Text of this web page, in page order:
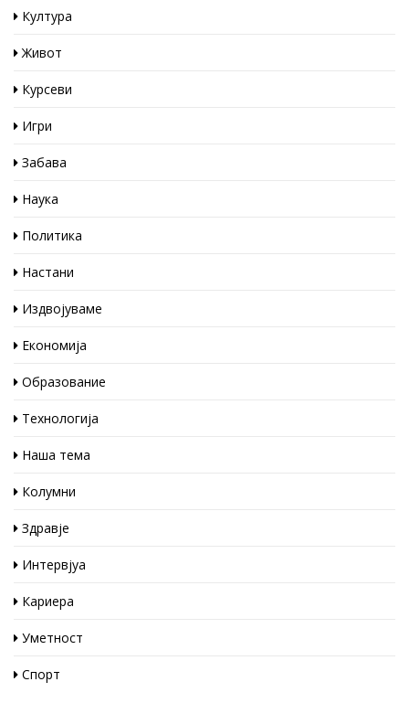
Култура
Живот
Курсеви
Игри
Забава
Наука
Политика
Настани
Издвојуваме
Економија
Образование
Технологија
Наша тема
Колумни
Здравје
Интервјуа
Кариера
Уметност
Спорт